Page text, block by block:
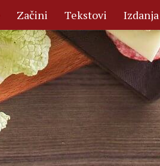
Začini Tekstovi Izdanja